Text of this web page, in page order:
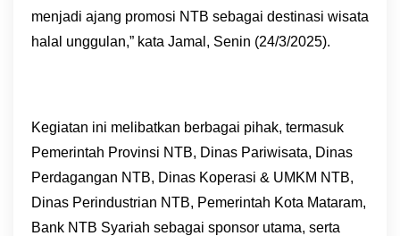
menjadi ajang promosi NTB sebagai destinasi wisata
halal unggulan,” kata Jamal, Senin (24/3/2025).
Kegiatan ini melibatkan berbagai pihak, termasuk
Pemerintah Provinsi NTB, Dinas Pariwisata, Dinas
Perdagangan NTB, Dinas Koperasi & UMKM NTB,
Dinas Perindustrian NTB, Pemerintah Kota Mataram,
Bank NTB Syariah sebagai sponsor utama, serta